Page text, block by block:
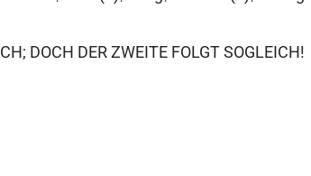
DOCH DER ZWEITE FOLGT SOGLEICH!